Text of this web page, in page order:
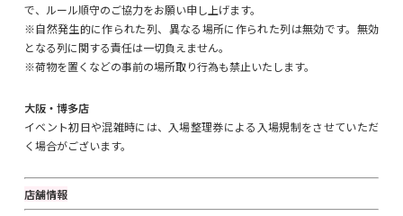
で、ルール順守のご協力をお願い申し上げます。
※自然発生的に作られた列、異なる場所に作られた列は無効です。無効
となる列に関する責任は一切負えません。
※荷物を置くなどの事前の場所取り行為も禁止いたします。
大阪・博多店
イベント初日や混雑時には、入場整理券による入場規制をさせていただ
く場合がございます。
店舗情報